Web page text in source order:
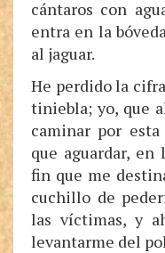
cántaros con
entra en la
al jaguar.
He perdido la
tiniebla; yo, que
caminar por
que aguardar,
fin que me
cuchillo de
las víctimas, y
levantarme del